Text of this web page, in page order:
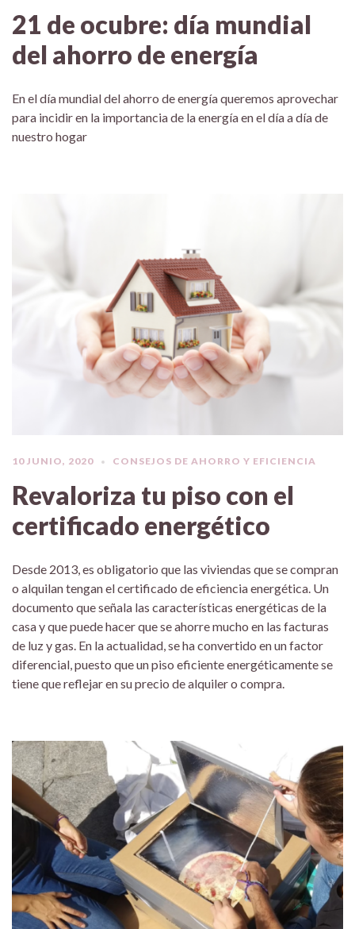
21 de ocubre: día mundial
del ahorro de energía
En el día mundial del ahorro de energía queremos aprovechar
para incidir en la importancia de la energía en el día a día de
nuestro hogar
10 JUNIO, 2020 CONSEJOS DE AHORRO Y EFICIENCIA
Revaloriza tu piso con el
certificado energético
Desde 2013, es obligatorio que las viviendas que se compran
o alquilan tengan el certificado de eficiencia energética. Un
documento que señala las características energéticas de la
casa y que puede hacer que se ahorre mucho en las facturas
de luz y gas. En la actualidad, se ha convertido en un factor
diferencial, puesto que un piso eficiente energéticamente se
tiene que reflejar en su precio de alquiler o compra.